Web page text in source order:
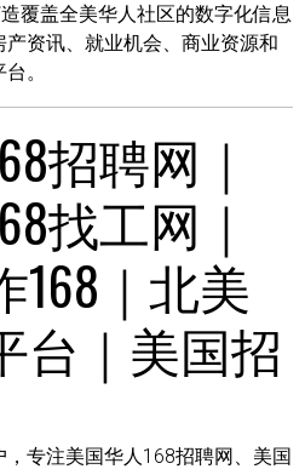
覆盖全美华人社区的数字化信息
资讯、就业机会、商业资源和
。
招聘网｜
找工网｜
168｜北美
台｜美国招
专注美国华人168招聘网、美国